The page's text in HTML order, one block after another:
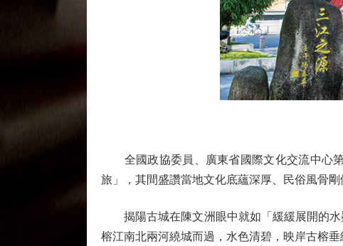
全國政協委員、廣東省國際文化交流中心第
旅」，其間盛讚當地文化底蘊深厚、民俗風骨
揭陽古城在陳文洲眼中就如「緩緩展開的水
榕江南北兩河繞城而過，水色清碧，映岸古榕